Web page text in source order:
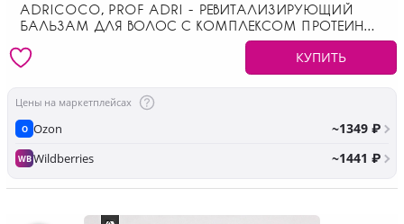
ADRICOCO, PROF ADRI - РЕВИТАЛИЗИРУЮЩИЙ
БАЛЬЗАМ ДЛЯ ВОЛОС С КОМПЛЕКСОМ ПРОТЕИНОВ
КУПИТЬ
Цены на маркетплейсах
O Ozon ~1349 ₽
WBWildberries ~1441 ₽